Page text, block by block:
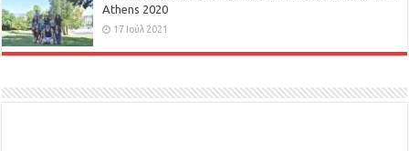
Athens 2020
17 Ιούλ 2021